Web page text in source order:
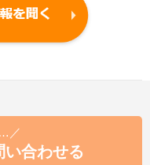
／
い合わせる